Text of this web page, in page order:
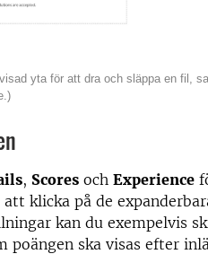
yta för att dra och släppa en fil,
, Scores och Experience
klicka på de
kan du exempelvis
poängen ska visas efter